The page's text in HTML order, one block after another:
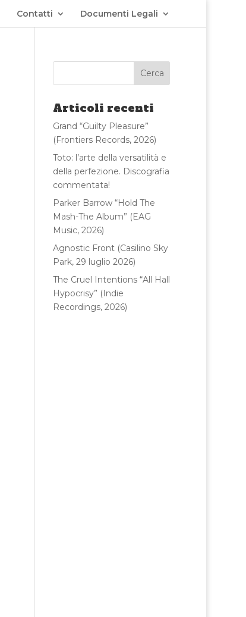
Contatti Documenti Legali
Articoli recenti
Grand “Guilty Pleasure”
(Frontiers Records, 2026)
Toto: l’arte della versatilità e
della perfezione. Discografia
commentata!
Parker Barrow “Hold The
Mash-The Album” (EAG
Music, 2026)
Agnostic Front (Casilino Sky
Park, 29 luglio 2026)
The Cruel Intentions “All Hall
Hypocrisy” (Indie
Recordings, 2026)